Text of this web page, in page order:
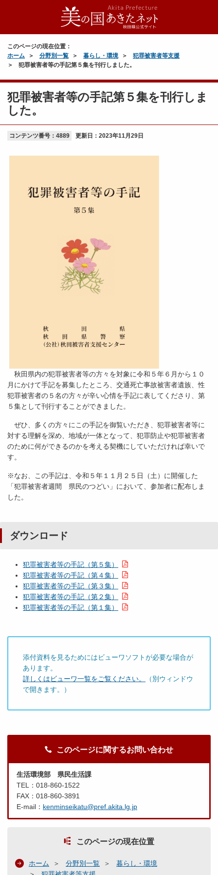
このページの現在位置：
ホーム
分野別一覧 暮らし・環境
犯罪被害者等支援
犯罪被害者等の手記第５集を刊行しました。
犯罪被害者等の手記第５集を刊行しま
した。
コンテンツ番号：4889 更新日： 2023年11月29日
秋田県内の犯罪被害者等の方々を対象に令和５年６月から１０
月にかけて手記を募集したところ、交通死亡事故被害者遺族、性
犯罪被害者の５名の方々が辛い心情を手記に表してくださり、第
５集として刊行することができました。
ぜひ、多くの方々にこの手記を御覧いただき、犯罪被害者等に
対する理解を深め、地域が一体となって、犯罪防止や犯罪被害者
のために何ができるのかを考える契機にしていただければ幸いで
す。
※なお、この手記は、令和５年１１月２５日（土）に開催した
「犯罪被害者週間 県民のつどい」において、参加者に配布しま
した。
ダウンロード
犯罪被害者等の手記（第５集）
犯罪被害者等の手記（第４集）
犯罪被害者等の手記（第３集）
犯罪被害者等の手記（第２集）
犯罪被害者等の手記（第１集）
添付資料を見るためにはビューワソフトが必要な場合が
あります。
詳しくはビューワ一覧をご覧ください。
（別ウィンドウ
で開きます。）
このページに関するお問い合わせ
生活環境部 県民生活課
TEL：018-860-1522
FAX：018-860-3891
E-mail： kenminseikatu@pref.akita.lg.jp
このページの現在位置
ホーム 分野別一覧
暮らし・環境